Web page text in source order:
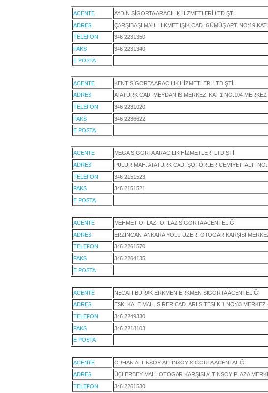
ACENTE
AYDIN SİGORTA ARACILIK HİZMETLERİ LTD.ŞTİ.
ADRES
ÇARŞIBAŞI MAH. HİKMET IŞIK CAD. GÜMÜŞ APT. NO:19
TELEFON
346 2231350
FAKS
346 2231340
E POSTA
ACENTE
KENT SİGORTA ARACILIK HİZMETLERİ LTD.ŞTİ.
ADRES
ATATÜRK CAD. MEYDAN İŞ MERKEZİ KAT:1 NO:104 MERKEZ
TELEFON
346 2231020
FAKS
346 2236622
E POSTA
ACENTE
MEGA SİGORTA ARACILIK HİZMETLERİ LTD.ŞTİ.
ADRES
PULUR MAH. ATATÜRK CAD. ŞOFÖRLER CEMİYETİ ALTI
TELEFON
346 2151523
FAKS
346 2151521
E POSTA
ACENTE
MEHMET OFLAZ- OFLAZ SİGORTA ACENTELİĞİ
ADRES
ERZİNCAN-ANKARA YOLU ÜZERİ OTOGAR KARŞISI
TELEFON
346 2261570
FAKS
346 2264135
E POSTA
ACENTE
NECATİ BURAK ERKMEN-ERKMEN SİGORTA ACENTELİĞİ
ADRES
ESKİ KALE MAH. SİRER CAD. ARI SİTESİ K:1 NO:83 MERKEZ
TELEFON
346 2249330
FAKS
346 2218103
E POSTA
ACENTE
ORHAN ALTINSOY-ALTINSOY SİGORTA ACENTALIĞI
ADRES
ÜÇLERBEY MAH. OTOGAR KARŞISI ALTINSOY PLAZA
TELEFON
346 2261530